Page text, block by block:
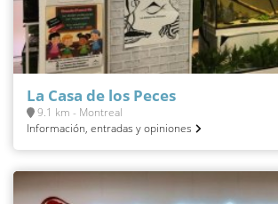
La Casa de los Peces
9.1 km - Montreal
Información, entradas y opiniones